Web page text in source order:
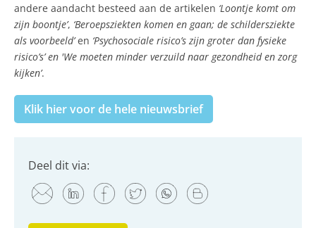
andere aandacht besteed aan de artikelen ‘Loontje komt om
zijn boontje’, ‘Beroepsziekten komen en gaan; de schildersziekte
als voorbeeld’en ‘Psychosociale risico’s zijn groter dan fysieke
risico’s’ en 'We moeten minder verzuild naar gezondheid en zorg
kijken’.
Klik hier voor de hele nieuwsbrief
Deel dit via: